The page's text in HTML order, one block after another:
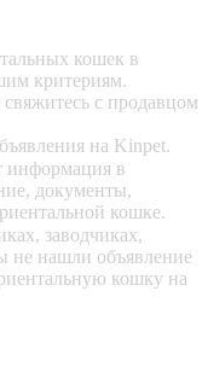
кошек в
критериям.
с продавцом
на Kinpet.
информация в
документы,
кошке.
заводчиках,
не нашли объявление
кошку на